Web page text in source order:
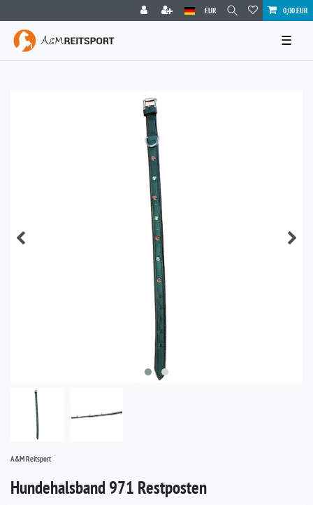
EUR 0,00 EUR
☰
A&M Reitsport
Hundehalsband 971 Restposten